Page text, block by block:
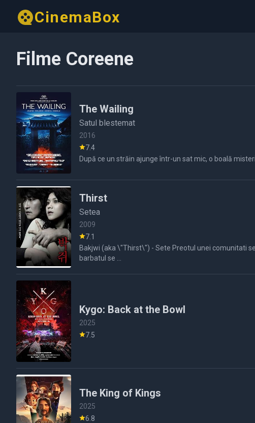
CinemaBox
Filme Coreene
The Wailing
Satul blestemat
2016
7.4
După ce un străin ajunge într-un sat mic, o boală
Thirst
Setea
2009
7.1
Bakjwi (aka \"Thirst\") - Sete Preotul unei comunitati se ofera voluntar in cadrul unui experiment medical. In timpul experimentului se intampla un accident, acesta esueaza, iar
Kygo: Back at the Bowl
2025
7.5
The King of Kings
2025
6.8